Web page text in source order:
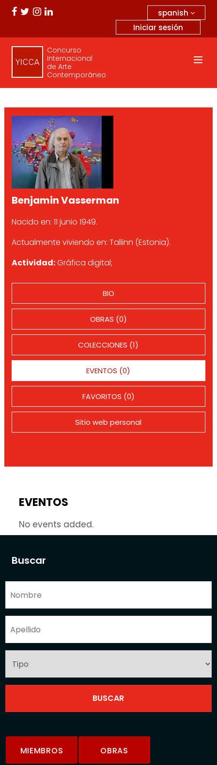
spanish
Iniciar sesión
Concurso
Internacional
de Arte
Contemporáneo
Buscar
MIEMBROS OBRAS
Benjamin Vasserman
Nacido en: 11 junio 1949.
Actualmente viviendo en: Tallinn (Estonia).
Actividad:Gráfica digital;
BIO
OBRAS (0)
COLECCIONES (1)
EVENTOS (0)
FAVORITOS (0)
Sitio web personal
EVENTOS
No events added.